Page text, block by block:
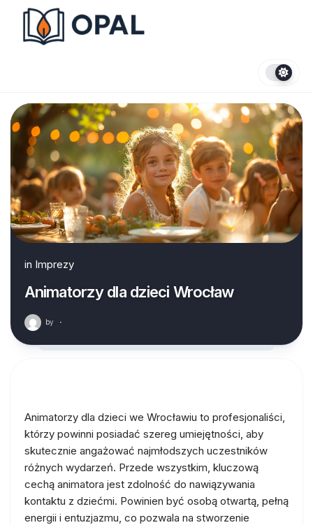
content
in Imprezy
Animatorzy dla dzieci Wrocław
by ·
Animatorzy dla dzieci we Wrocławiu to profesjonaliści,
którzy powinni posiadać szereg umiejętności, aby
skutecznie angażować najmłodszych uczestników
różnych wydarzeń. Przede wszystkim, kluczową
cechą animatora jest zdolność do nawiązywania
kontaktu z dziećmi. Powinien być osobą otwartą, pełną
energii i entuzjazmu, co pozwala na stworzenie